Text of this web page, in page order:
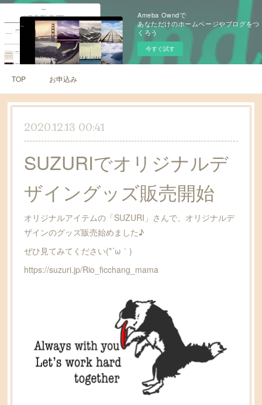
Ameba Owndで
あなただけのホームページやブログをつ
くろう
今すぐ試す
TOP お申込み
2020.12.13 00:41
SUZURIでオリジナルデ
ザイングッズ販売開始
オリジナルアイテムの「SUZURI」さんで、オリジナルデ
ザインのグッズ販売始めました♪
ぜひ見てみてください(*´ω｀)
https://suzuri.jp/Rio_ficchang_mama